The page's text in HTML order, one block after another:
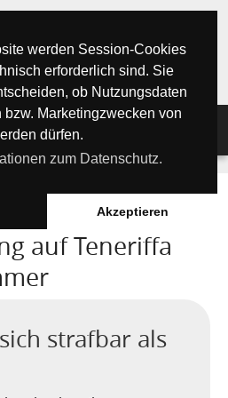
werden Session-Cookies
erforderlich sind. Sie
ob Nutzungsdaten
bzw. Marketingzwecken von
dürfen.
zum Datenschutz.
Akzeptieren
Artikel ►
für Urlauber
See" - Orte
& Natur
& Geschichten
Urlauber
See Orte
Nationalpark
de Tenerife
de las Teresitas
auf Teneriffa
und Natur
Inseln
auf Teneriffa
strafbar als